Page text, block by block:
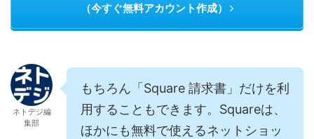
（今すぐ無料アカウント作成）
ネトデジ編
集部
もちろん「Square 請求書」だけを利
用することもできます。Squareは、
ほかにも無料で使えるネットショッ